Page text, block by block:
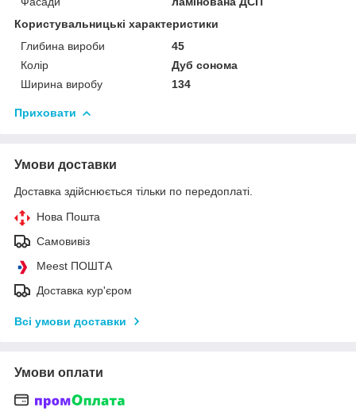
Користувальницькі характеристики
Глибина вироби
45
Колір
Дуб сонома
Ширина виробу
134
Приховати
Умови доставки
Доставка здійснюється тільки по передоплаті.
Нова Пошта
Самовивіз
Meest ПОШТА
Доставка кур'єром
Всі умови доставки
Умови оплати